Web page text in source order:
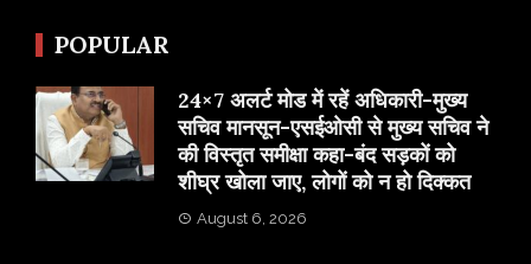
POPULAR
24×7 अलर्ट मोड में रहें अधिकारी-मुख्य
सचिव मानसून-एसईओसी से मुख्य सचिव ने
की विस्तृत समीक्षा कहा-बंद सड़कों को
शीघ्र खोला जाए, लोगों को न हो दिक्कत
August 6, 2026